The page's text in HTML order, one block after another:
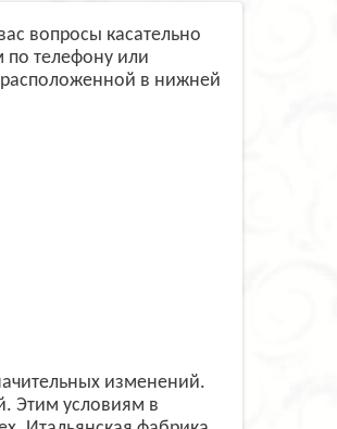
вопросы касательно
по телефону или
в нижней
изменений.
Этим условиям в